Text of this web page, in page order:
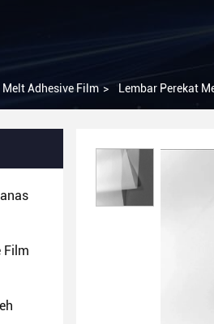
Melt Adhesive Film > Lembar Perekat
Film